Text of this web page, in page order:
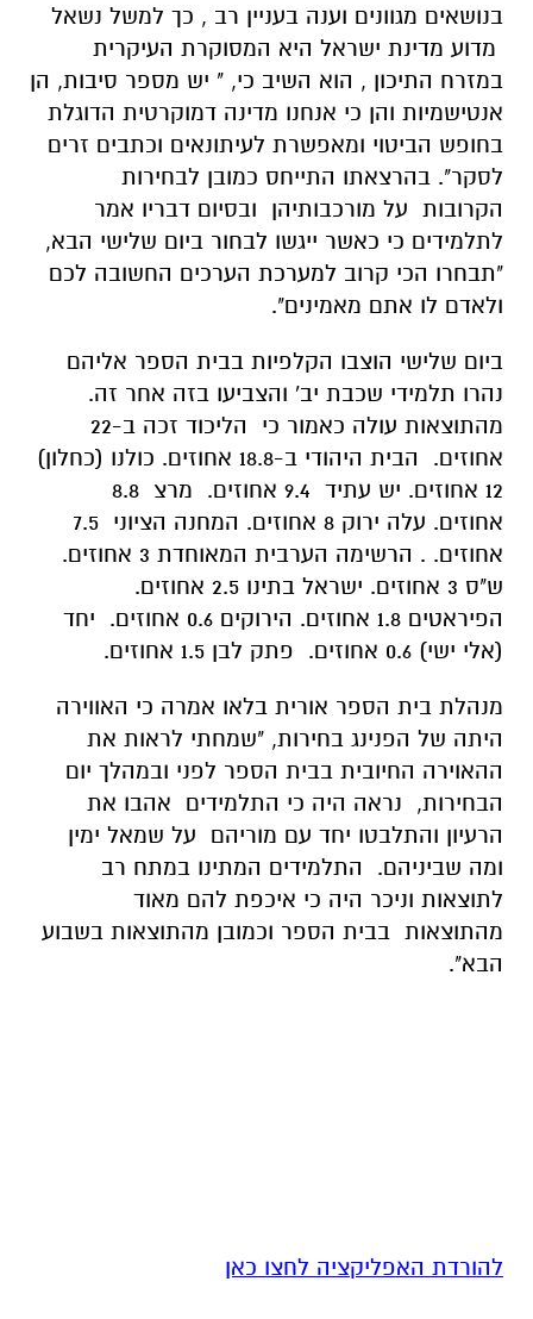
בנושאים מגוונים וענה בעניין רב , כך למשל נשאל
מדוע מדינת ישראל היא המסוקרת העיקרית
במזרח התיכון , הוא השיב כי, " יש מספר סיבות, הן
אנטישמיות והן כי אנחנו מדינה דמוקרטית הדוגלת
בחופש הביטוי ומאפשרת לעיתונאים וכתבים זרים
לסקר". בהרצאתו התייחס כמובן לבחירות
הקרובות על מורכבותיהן ובסיום דבריו אמר
לתלמידים כי כאשר ייגשו לבחור ביום שלישי הבא,
"תבחרו הכי קרוב למערכת הערכים החשובה לכם
ולאדם לו אתם מאמינים".
ביום שלישי הוצבו הקלפיות בבית הספר אליהם
נהרו תלמידי שכבת יב' והצביעו בזה אחר זה.
מהתוצאות עולה כאמור כי הליכוד זכה ב-22
אחוזים. הבית היהודי ב-18.8 אחוזים. כולנו (כחלון)
אחוזים. עלה ירוק 8 אחוזים. המחנה הציוני 7.5
אחוזים. . הרשימה הערבית המאוחדת 3 אחוזים.
ש"ס 3 אחוזים. ישראל בתינו 2.5 אחוזים.
הפיראטים 1.8 אחוזים. הירוקים 0.6 אחוזים. יחד
(אלי ישי) 0.6 אחוזים. פתק לבן 1.5 אחוזים.
מנהלת בית הספר אורית בלאו אמרה כי האווירה
היתה של הפנינג בחירות, "שמחתי לראות את
ההאוירה החיובית בבית הספר לפני ובמהלך יום
הבחירות, נראה היה כי התלמידים אהבו את
הרעיון והתלבטו יחד עם מוריהם על שמאל ימין
ומה שביניהם. התלמידים המתינו במתח רב
לתוצאות וניכר היה כי איכפת להם מאוד
מהתוצאות בבית הספר וכמובן מהתוצאות בשבוע
הבא".
להורדת האפליקציה לחצו כאן